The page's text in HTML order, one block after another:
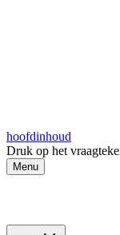
hoofdinhoud
Druk op het
Menu